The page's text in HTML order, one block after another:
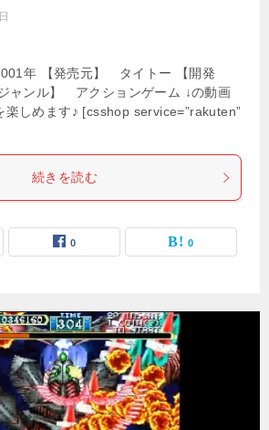
年 【発売元】 タイトー 【開発
ャンル】 アクションゲーム ↓の動画
楽しめます♪ [csshop service=”rakuten”
続きを読む
0 0